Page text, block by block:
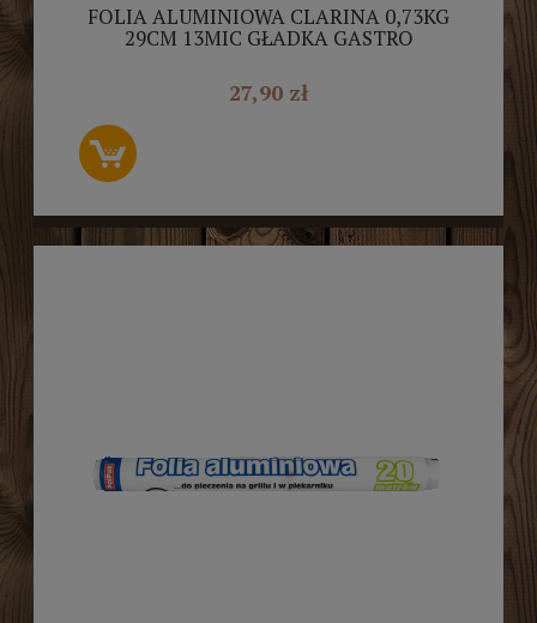
FOLIA ALUMINIOWA CLARINA 0,73KG
29CM 13MIC GŁADKA GASTRO
27,90 zł